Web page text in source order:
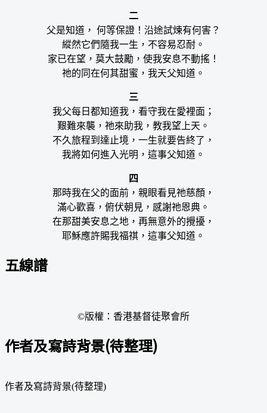
二
父是知道， 何等保證！沿途試煉有何害？
縱然它們隨我一生，不容易忍耐。
家已在望，莫大鼓勵，使我安息不動搖！
祂的同在何其甜蜜，我天父知道。
三
我父每日都知道我，看守我在愛裡面；
艱難來襲，祂來助我，教我望上天。
不久旅程到達止境，一生就要告終了，
我將如何進入光明，這事父知道。
四
那時我在父的面前，親眼看見祂慈顏，
滿心歡喜，俯伏朝見，感謝祂恩典。
在那甜美安息之地，再無意外的攪擾，
耶穌應許賜我福祺，這事父知道。
五線譜
©版權：香港基督徒聚會所
作者及寫詩背景(待整理)
作者及寫詩背景(待整理)